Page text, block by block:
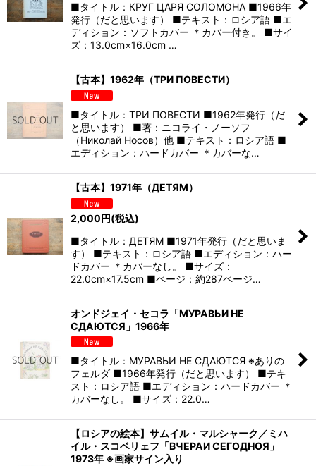
■タイトル：КРУГ ЦАРЯ СОЛОМОНА ■1966年
発行（だと思います） ■テキスト：ロシア語 ■エ
ディション：ソフトカバー ＊カバー付き。 ■サイ
ズ：13.0cm×16.0cm …
【古本】1962年（ТРИ ПОВЕСТИ）
■タイトル：ТРИ ПОВЕСТИ ■1962年発行（だ
と思います） ■著：ニコライ・ノーソフ
（Николай Носов）他 ■テキスト：ロシア語 ■
エディション：ハードカバー ＊カバーな…
【古本】1971年（ДЕТЯМ）
2,000円(税込)
■タイトル：ДЕТЯМ ■1971年発行（だと思いま
す） ■テキスト：ロシア語 ■エディション：ハー
ドカバー ＊カバーなし。 ■サイズ：
22.0cm×17.5cm ■ページ：約287ページ…
オンドジェイ・セコラ「МУРАВЬИ НЕ
СДАЮТСЯ」1966年
■タイトル：МУРАВЬИ НЕ СДАЮТСЯ ※ありの
フェルダ ■1966年発行（だと思います） ■テキ
スト：ロシア語 ■エディション：ハードカバー ＊
カバーなし。 ■サイズ：22.0…
【ロシアの絵本】サムイル・マルシャーク／ミハ
イル・スコベリェフ「ВЧЕРАИ СЕГОДНОЯ」
1973年 ※画家サイン入り